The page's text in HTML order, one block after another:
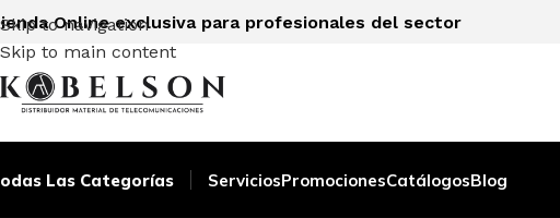
Skip to navigation
Skip to main content
Online exclusiva para profesionales del sector
Las Categorías ServiciosPromocionesCatálogosBlog